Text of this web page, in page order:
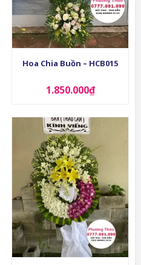
Hoa Chia Buồn – HCB015
1.850.000₫